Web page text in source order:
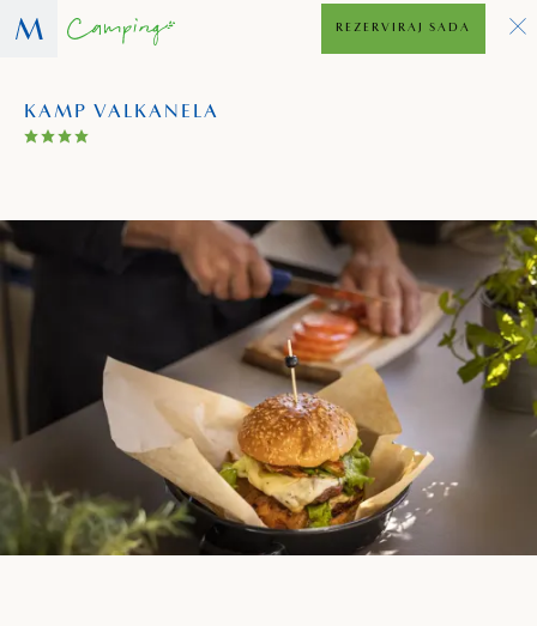
KAMP VALKANELA
REZERVIRAJ SADA